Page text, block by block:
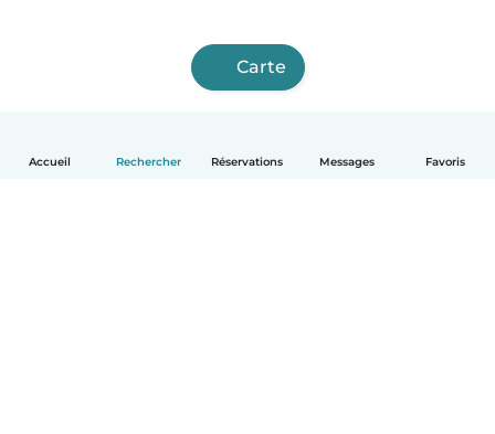
Accueil Rechercher Réservations Messages Favoris
Carte